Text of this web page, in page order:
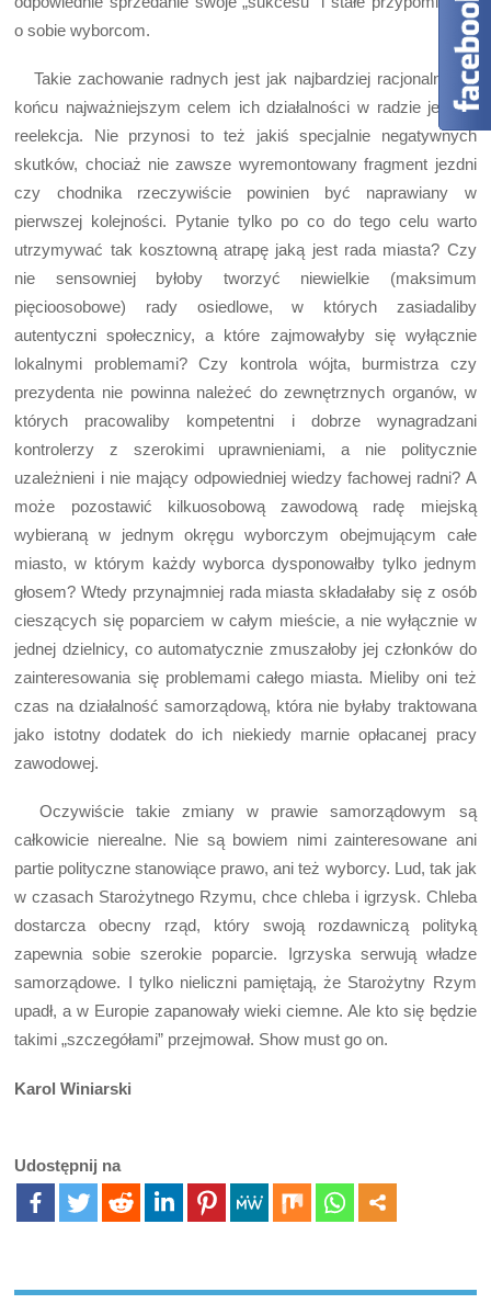
o sobie wyborcom.
Takie zachowanie radnych jest jak najbardziej racjonalne. W
końcu najważniejszym celem ich działalności w radzie jest …
reelekcja. Nie przynosi to też jakiś specjalnie negatywnych
skutków, chociaż nie zawsze wyremontowany fragment jezdni
czy chodnika rzeczywiście powinien być naprawiany w
pierwszej kolejności. Pytanie tylko po co do tego celu warto
utrzymywać tak kosztowną atrapę jaką jest rada miasta? Czy
nie sensowniej byłoby tworzyć niewielkie (maksimum
pięcioosobowe) rady osiedlowe, w których zasiadaliby
autentyczni społecznicy, a które zajmowałyby się wyłącznie
lokalnymi problemami? Czy kontrola wójta, burmistrza czy
prezydenta nie powinna należeć do zewnętrznych organów, w
których pracowaliby kompetentni i dobrze wynagradzani
kontrolerzy z szerokimi uprawnieniami, a nie politycznie
uzależnieni i nie mający odpowiedniej wiedzy fachowej radni? A
może pozostawić kilkuosobową zawodową radę miejską
wybieraną w jednym okręgu wyborczym obejmującym całe
miasto, w którym każdy wyborca dysponowałby tylko jednym
głosem? Wtedy przynajmniej rada miasta składałaby się z osób
cieszących się poparciem w całym mieście, a nie wyłącznie w
jednej dzielnicy, co automatycznie zmuszałoby jej członków do
zainteresowania się problemami całego miasta. Mieliby oni też
czas na działalność samorządową, która nie byłaby traktowana
jako istotny dodatek do ich niekiedy marnie opłacanej pracy
zawodowej.
Oczywiście takie zmiany w prawie samorządowym są
całkowicie nierealne. Nie są bowiem nimi zainteresowane ani
partie polityczne stanowiące prawo, ani też wyborcy. Lud, tak jak
w czasach Starożytnego Rzymu, chce chleba i igrzysk. Chleba
dostarcza obecny rząd, który swoją rozdawniczą polityką
zapewnia sobie szerokie poparcie. Igrzyska serwują władze
samorządowe. I tylko nieliczni pamiętają, że Starożytny Rzym
upadł, a w Europie zapanowały wieki ciemne. Ale kto się będzie
takimi „szczegółami” przejmował. Show must go on.
Karol Winiarski
Udostępnij na